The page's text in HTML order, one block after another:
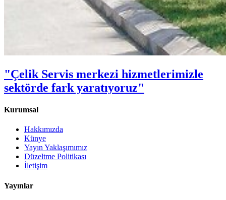
"Çelik Servis merkezi hizmetlerimizle
sektörde fark yaratıyoruz"
Kurumsal
Hakkımızda
Künye
Yayın Yaklaşımımız
Düzeltme Politikası
İletişim
Yayınlar